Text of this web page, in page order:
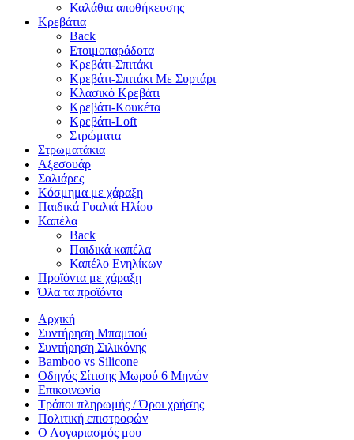
Καλάθια αποθήκευσης
Κρεβάτια
Back
Ετοιμοπαράδοτα
Κρεβάτι-Σπιτάκι
Κρεβάτι-Σπιτάκι Με Συρτάρι
Κλασικό Κρεβάτι
Κρεβάτι-Κουκέτα
Κρεβάτι-Loft
Στρώματα
Στρωματάκια
Αξεσουάρ
Σαλιάρες
Κόσμημα με χάραξη
Παιδικά Γυαλιά Ηλίου
Καπέλα
Back
Παιδικά καπέλα
Καπέλο Ενηλίκων
Προϊόντα με χάραξη
Όλα τα προϊόντα
Αρχική
Συντήρηση Μπαμπού
Συντήρηση Σιλικόνης
Bamboo vs Silicone
Οδηγός Σίτισης Μωρού 6 Μηνών
Επικοινωνία
Τρόποι πληρωμής / Όροι χρήσης
Πολιτική επιστροφών
Ο Λογαριασμός μου